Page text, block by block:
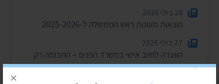
×
28 ביולי 2026
הוצאות מעונות ראש הממשלה ל-2025-2026
27 ביולי 2026
הוועדה לחיוב אישי במשרד הפנים – התכנסה רק
פעמיים בשנה וחצי